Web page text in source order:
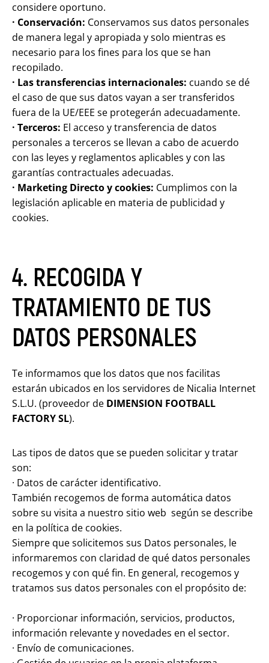
considere oportuno.
· Conservación: Conservamos sus datos personales
de manera legal y apropiada y solo mientras es
necesario para los fines para los que se han
recopilado.
· Las transferencias internacionales: cuando se dé
el caso de que sus datos vayan a ser transferidos
fuera de la UE/EEE se protegerán adecuadamente.
· Terceros: El acceso y transferencia de datos
personales a terceros se llevan a cabo de acuerdo
con las leyes y reglamentos aplicables y con las
garantías contractuales adecuadas.
· Marketing Directo y cookies: Cumplimos con la
legislación aplicable en materia de publicidad y
cookies.
4. RECOGIDA Y
TRATAMIENTO DE TUS
DATOS PERSONALES
Te informamos que los datos que nos facilitas
estarán ubicados en los servidores de Nicalia Internet
S.L.U. (proveedor de DIMENSION FOOTBALL
FACTORY SL).
Las tipos de datos que se pueden solicitar y tratar
son:
· Datos de carácter identificativo.
También recogemos de forma automática datos
sobre su visita a nuestro sitio web según se describe
en la política de cookies.
Siempre que solicitemos sus Datos personales, le
informaremos con claridad de qué datos personales
recogemos y con qué fin. En general, recogemos y
tratamos sus datos personales con el propósito de:
· Proporcionar información, servicios, productos,
información relevante y novedades en el sector.
· Envío de comunicaciones.